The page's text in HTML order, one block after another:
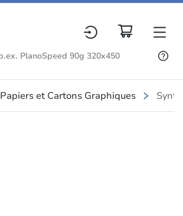
Papiers et Cartons Graphiques